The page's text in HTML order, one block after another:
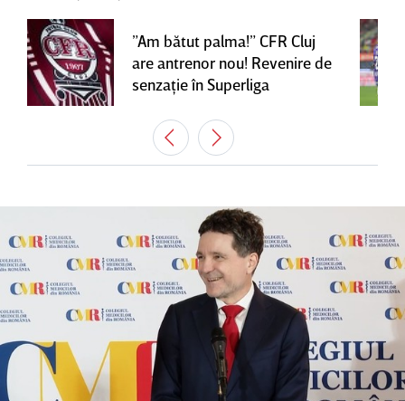
”Am bătut palma!” CFR Cluj
are antrenor nou! Revenire de
senzaţie în Superliga